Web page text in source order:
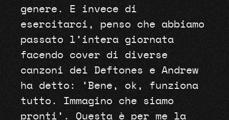
genere. E invece di
esercitarci, penso che abbiamo
passato l’intera giornata
facendo cover di diverse
canzoni dei Deftones e Andrew
ha detto: ‘Bene, ok, funziona
tutto. Immagino che siamo
pronti’. Questa è per me la